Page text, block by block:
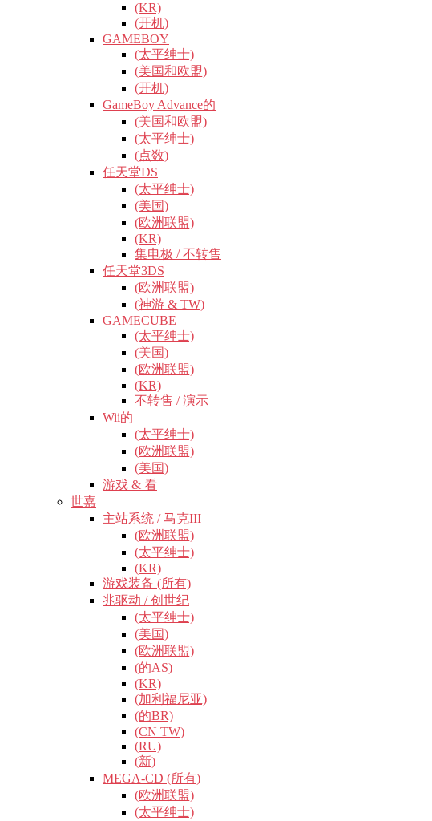
(KR)
(开机)
GAMEBOY
(太平绅士)
(美国和欧盟)
(开机)
GameBoy Advance的
(美国和欧盟)
(太平绅士)
(点数)
任天堂DS
(太平绅士)
(美国)
(欧洲联盟)
(KR)
集电极 / 不转售
任天堂3DS
(欧洲联盟)
(神游 & TW)
GAMECUBE
(太平绅士)
(美国)
(欧洲联盟)
(KR)
不转售 / 演示
Wii的
(太平绅士)
(欧洲联盟)
(美国)
游戏 & 看
世嘉
主站系统 / 马克III
(欧洲联盟)
(太平绅士)
(KR)
游戏装备 (所有)
兆驱动 / 创世纪
(太平绅士)
(美国)
(欧洲联盟)
(的AS)
(KR)
(加利福尼亚)
(的BR)
(CN TW)
(RU)
(新)
MEGA-CD (所有)
(欧洲联盟)
(太平绅士)